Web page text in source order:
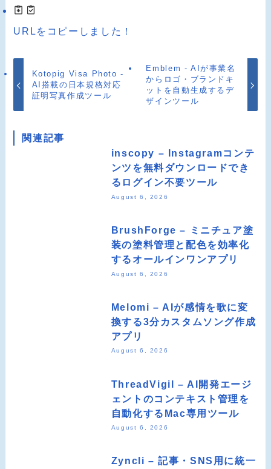
URLをコピーしました！
Kotopig Visa Photo -
AI搭載の日本規格対応
証明写真作成ツール
Emblem - AIが事業名
からロゴ・ブランドキ
ットを自動生成するデ
ザインツール
関連記事
inscopy – Instagramコンテ
ンツを無料ダウンロードでき
るログイン不要ツール
August 6, 2026
BrushForge – ミニチュア塗
装の塗料管理と配色を効率化
するオールインワンアプリ
August 6, 2026
Melomi – AIが感情を歌に変
換する3分カスタムソング作成
アプリ
August 6, 2026
ThreadVigil – AI開発エージ
ェントのコンテキスト管理を
自動化するMac専用ツール
August 6, 2026
Zyncli – 記事・SNS用に統一